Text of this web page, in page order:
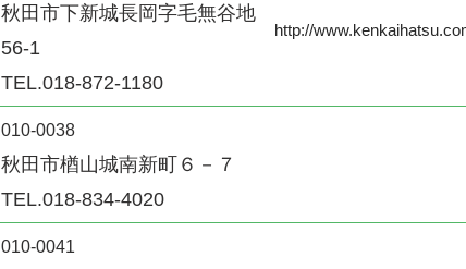
秋田市下新城長岡字毛無谷地
56-1
TEL.018-872-1180
http://
010-0038
秋田市楢山城南新町６－７
TEL.018-834-4020
010-0041